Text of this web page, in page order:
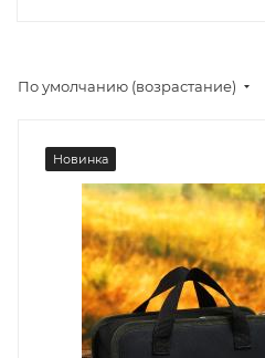
По умолчанию (возрастание)
Новинка